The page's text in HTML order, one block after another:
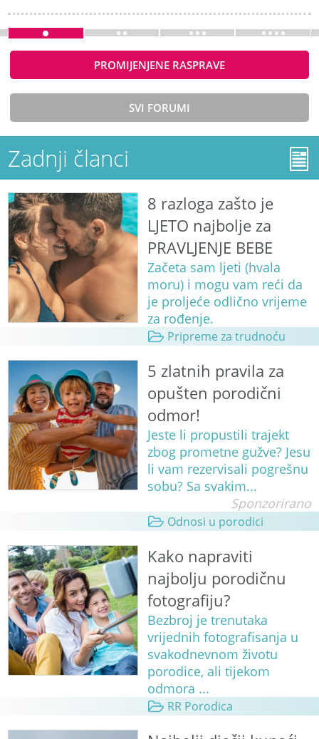
PROMIJENJENE RASPRAVE
SVI FORUMI
Zadnji članci
8 razloga zašto je
LJETO najbolje za
PRAVLJENJE BEBE
Začeta sam ljeti (hvala
moru) i mogu vam reći da
je proljeće odlično vrijeme
za rođenje.
Pripreme za trudnoću
5 zlatnih pravila za
opušten porodični
odmor!
Jeste li propustili trajekt
zbog prometne gužve? Jesu
li vam rezervisali pogrešnu
sobu? Sa svakim...
Sponzorirano
Odnosi u porodici
Kako napraviti
najbolju porodičnu
fotografiju?
Bezbroj je trenutaka
vrijednih fotografisanja u
svakodnevnom životu
porodice, ali tijekom
odmora ...
RR Porodica